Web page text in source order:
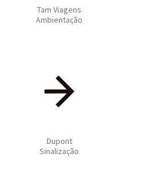
Tam Viagens
Ambientação
Dupont
Sinalização